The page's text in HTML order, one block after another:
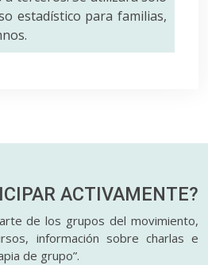
estadístico para familias,
ACTIVAMENTE?
de los grupos del movimiento,
información sobre charlas e
de grupo”.